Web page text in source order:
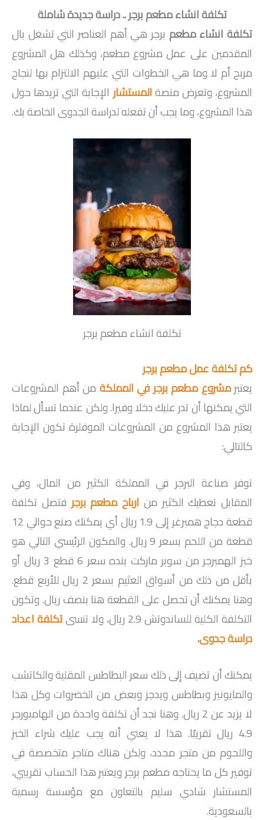
تكلفة انشاء مطعم برجر .. دراسة جديدة شاملة
تكلفة انشاء مطعم برجر هي أهم العناصر التي تشغل بال
المقدمين على عمل مشروع مطعم، وكذلك هل المشروع
مربح أم لا وما هي الخطوات التي عليهم الالتزام بها لنجاح
المشروع، وتعرض منصةالمستشارالإجابة التي تريدها حول
هذا المشروع، وما يجب أن تفعله لدراسة الجدوى الخاصة بك.
تكلفة انشاء مطعم برجر
كم تكلفة عمل مطعم برجر
يعتبرمشروع مطعم برجر في المملكة من أهم المشروعات
التي يمكنها أن تدر عليك دخلا وفيرا. ولكن عندما تسأل لماذا
يعتبر هذا المشروع من المشروعات الموفلرة تكون الإجابة
كالتالي:
توفر صناعة البرجر في المملكة الكثير من المال، وفي
المقابل تعطيك الكثير من ارباح مطعم برجر فتصل تكلفة
قطعة دجاج همبرغر إلى 1.9 ريال أي يمكنك صنع حوالي 12
قطعة من اللحم بسعر 9 ريال. والمكون الرئيسي التالي هو
خبز الهمبرجر من سوبر ماركت بنده سعر 6 قطع 3 ريال أو
بأقل من ذلك من أسواق العثيم بسعر 2 ريال للأربع قطع.
وهنا يمكنك أن تحصل على القطعة هنا بنصف ريال. وتكون
التكلفة الكلية للساندوتش 2.9 ريال، ولا تنسى
تكلفة اعداد
دراسة جدوى.
يمكنك أن تضيف إلى ذلك سعر البطاطس المقلية والكاتشب
والمايونيز وبطاطس ويدجز وبعض من الخضروات وكل هذا
لا يزيد عن 2 ريال. وهنا نجد أن تكلفة واحدة من الهامبورجر
4.9 ريال تقريبًا. هذا لا يعني أنه يجب عليك شراء الخبز
واللحوم من متجر محدد، ولكن هناك متاجر متخصصة في
توفير كل ما يحتاجه مطعم برجر ويعتبر هذا الحساب تقريبي،
المستشار شادي سليم بالتعاون مع مؤسسة رسمية
بالسعودية.